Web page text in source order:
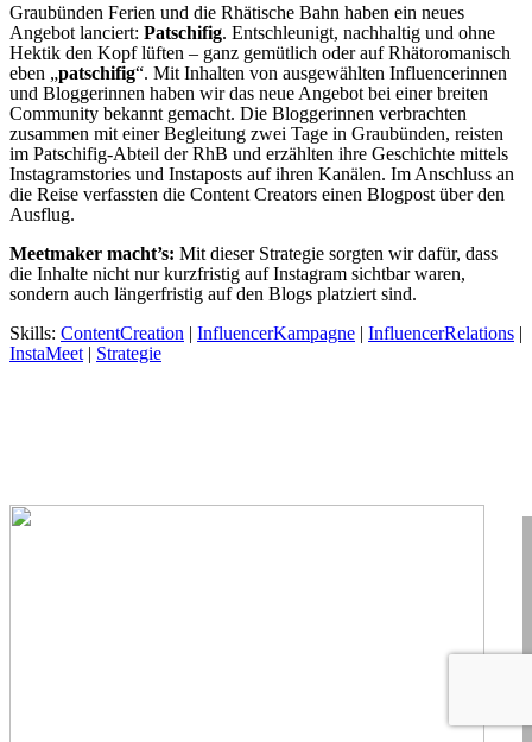
Graubünden Ferien und die Rhätische Bahn haben ein neues
Angebot lanciert: Patschifig. Entschleunigt, nachhaltig und ohne
Hektik den Kopf lüften – ganz gemütlich oder auf Rhätoromanisch
eben „patschifig“. Mit Inhalten von ausgewählten Influencerinnen
und Bloggerinnen haben wir das neue Angebot bei einer breiten
Community bekannt gemacht. Die Bloggerinnen verbrachten
zusammen mit einer Begleitung zwei Tage in Graubünden, reisten
im Patschifig-Abteil der RhB und erzählten ihre Geschichte mittels
Instagramstories und Instaposts auf ihren Kanälen. Im Anschluss an
die Reise verfassten die Content Creators einen Blogpost über den
Ausflug.
Meetmaker macht’s: Mit dieser Strategie sorgten wir dafür, dass
die Inhalte nicht nur kurzfristig auf Instagram sichtbar waren,
sondern auch längerfristig auf den Blogs platziert sind.
Skills: ContentCreation | InfluencerKampagne | InfluencerRelations |
InstaMeet | Strategie